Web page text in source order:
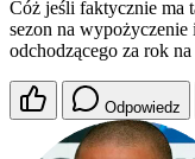
Cóż jeśli faktycznie ma
sezon na wypożyczenie
odchodzącego za rok
Odpowiedz